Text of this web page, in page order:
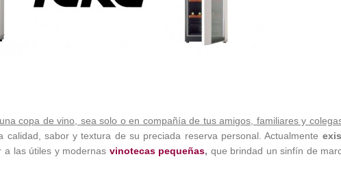
copa de vino, sea solo o en compañía de tus amigos, familiares y
sabor y textura de su preciada reserva personal. Actualmente
a las útiles y modernas vinotecas pequeñas, que brindad un sinfín de